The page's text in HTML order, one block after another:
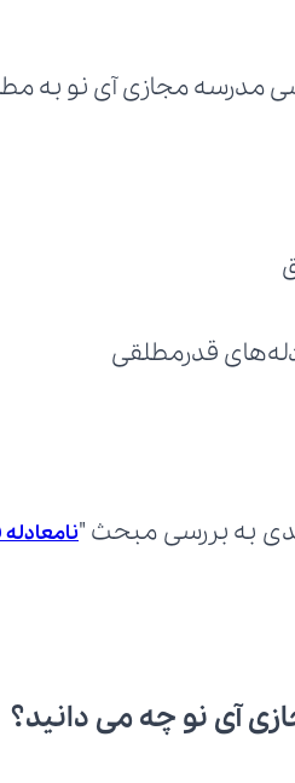
مدرسه مجازی آی نو به
قدرمطلقی
به بررسی مبحث "نامعادله
آی نو چه می‌ دانید؟